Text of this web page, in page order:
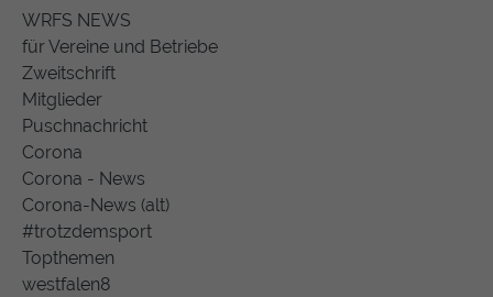
WRFS NEWS
für Vereine und Betriebe
Zweitschrift
Mitglieder
Puschnachricht
Corona
Corona - News
Corona-News (alt)
#trotzdemsport
Topthemen
westfalen8